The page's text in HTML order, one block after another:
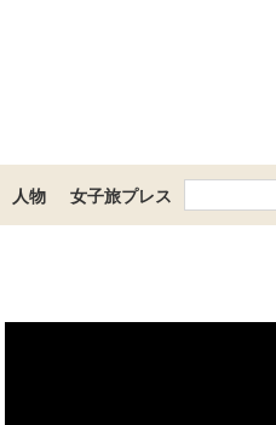
人物 女子旅プレス